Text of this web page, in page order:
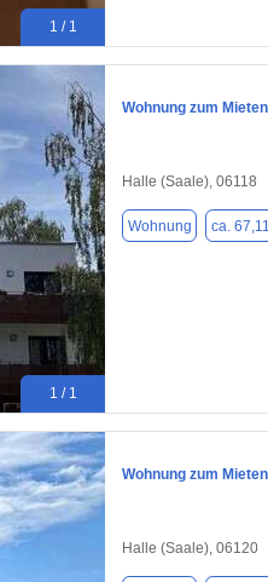
1 / 1
1 / 1
Wohnung zum
Halle (Saale), 06118
Wohnung ca.
Wohnung zum
Halle (Saale), 06120